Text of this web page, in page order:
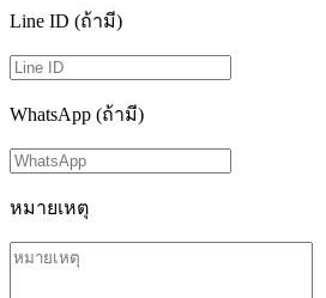
Line ID (ถ้ามี)
WhatsApp (ถ้ามี)
หมายเหตุ